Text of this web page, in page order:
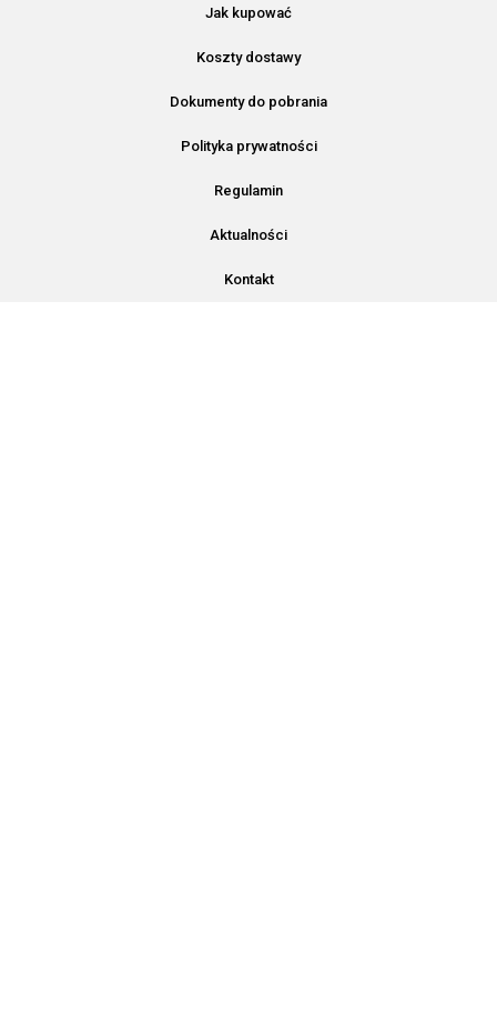
Jak kupować
Koszty dostawy
Dokumenty do pobrania
Polityka prywatności
Regulamin
Aktualności
Kontakt